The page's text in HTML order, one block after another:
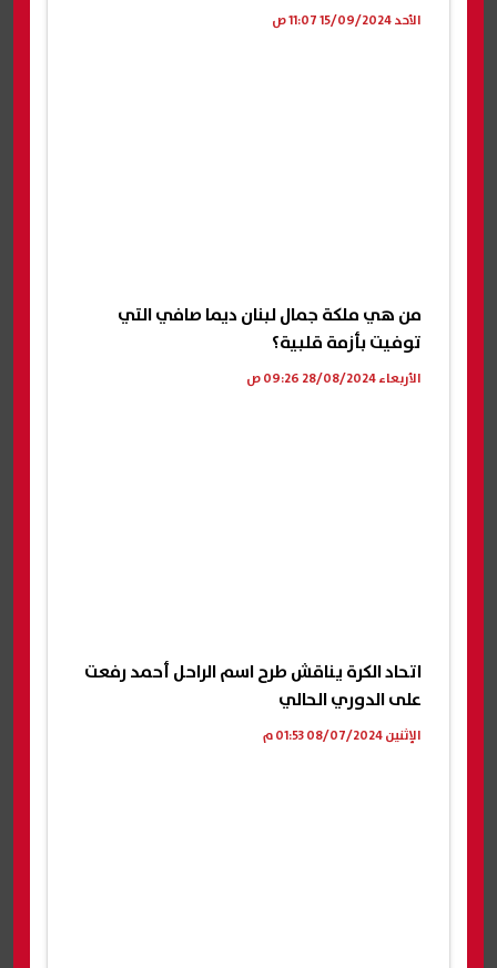
الأحد 15/09/2024 11:07 ص
من هي ملكة جمال لبنان ديما صافي التي
توفيت بأزمة قلبية؟
الأربعاء 28/08/2024 09:26 ص
اتحاد الكرة يناقش طرح اسم الراحل أحمد رفعت
على الدوري الحالي
الإثنين 08/07/2024 01:53 م